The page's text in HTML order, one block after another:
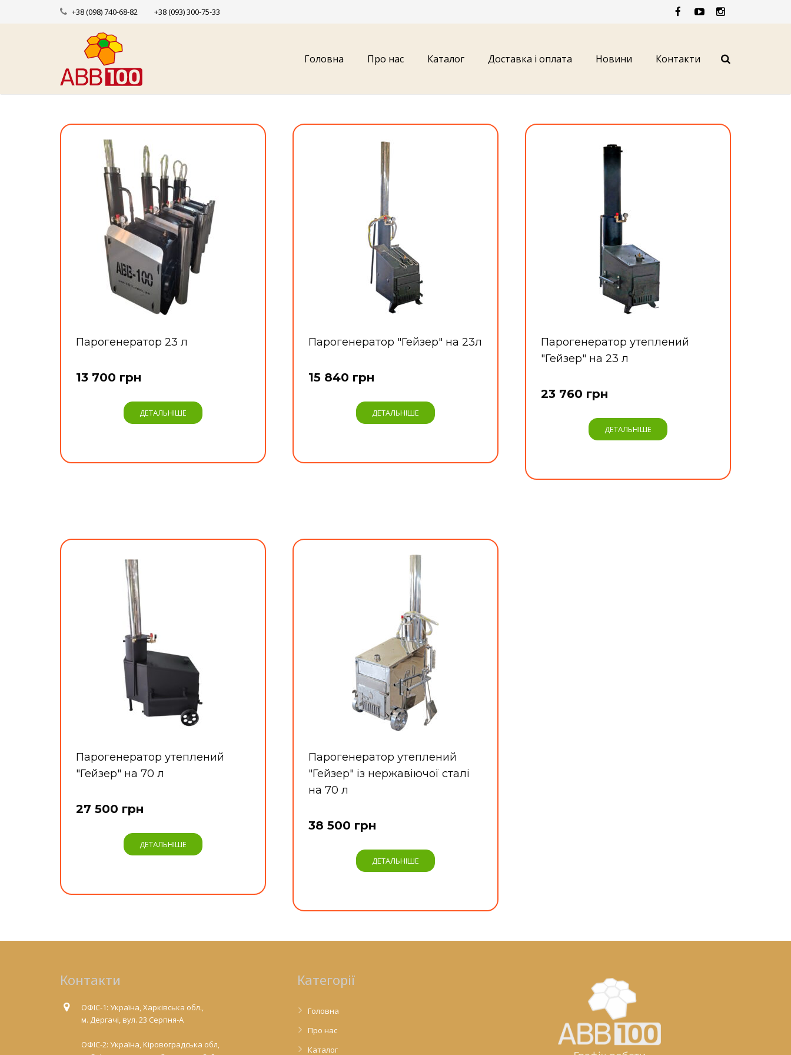
+38 (098) 740-68-82 +38 (093) 300-75-33
Головна Про нас Каталог Доставка і оплата Новини Контакти
Парогенератор 23 л
13 700 грн
ДЕТАЛЬНІШЕ
Парогенератор "Гейзер" на 23л
15 840 грн
ДЕТАЛЬНІШЕ
Парогенератор утеплений
"Гейзер" на 23 л
23 760 грн
ДЕТАЛЬНІШЕ
Парогенератор утеплений
"Гейзер" на 70 л
27 500 грн
ДЕТАЛЬНІШЕ
Парогенератор утеплений
"Гейзер" із нержавіючої сталі
на 70 л
38 500 грн
ДЕТАЛЬНІШЕ
Контакти
ОФІС-1: Україна, Харківська обл.,
м. Дергачі, вул. 23 Серпня-А
ОФІС-2: Україна, Кіровоградська обл,
Категорії
Головна
Про нас
Каталог